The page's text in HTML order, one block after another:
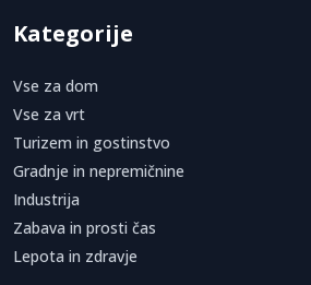
Kategorije
Vse za dom
Vse za vrt
Turizem in gostinstvo
Gradnje in nepremičnine
Industrija
Zabava in prosti čas
Lepota in zdravje